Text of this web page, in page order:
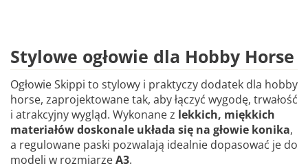
Stylowe ogłowie dla Hobby Horse
Ogłowie Skippi to stylowy i praktyczy dodatek dla hobby
horse, zaprojektowane tak, aby łączyć wygodę, trwałość
i atrakcyjny wygląd. Wykonane z lekkich, miękkich
materiałów doskonale układa się na głowie konika,
a regulowane paski pozwalają idealnie dopasować je do
modeli w rozmiarzeA3.